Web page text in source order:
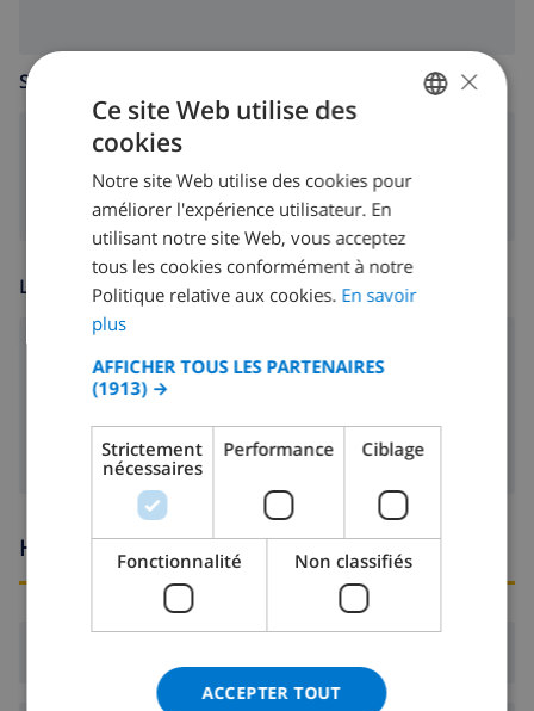
SALLE DE SÉJOUR
poêle (bois)
LOISIR
lecteur DVD
Télévision satellite
Heures d'arrivée et de départ
DUTCH
SPANISH
GERMAN
DANISH
×
Ce site Web utilise des
cookies
Notre site Web utilise des cookies pour
améliorer l'expérience utilisateur. En
utilisant notre site Web, vous acceptez
tous les cookies conformément à notre
Politique relative aux cookies. En savoir
plus
AFFICHER TOUS LES PARTENAIRES
(1913) →
Strictement
nécessaires
Performance Ciblage
Fonctionnalité Non classifiés
ACCEPTER TOUT